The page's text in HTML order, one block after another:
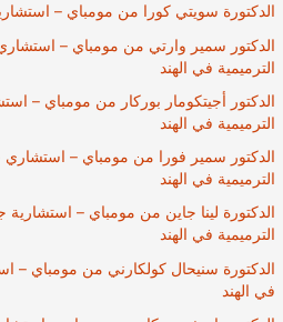
الدكتورة سويتي كورا من مومباي –
الدكتور سمير وارتي من مومباي –
الترميمية في الهند
الدكتور أجيتكومار بوركار من مومباي –
الترميمية في الهند
الدكتور سمير فورا من مومباي – استشاري
الترميمية في الهند
الدكتورة لينا جاين من مومباي – استشارية
الترميمية في الهند
الدكتورة سنيحال كولكارني من مومباي –
في الهند